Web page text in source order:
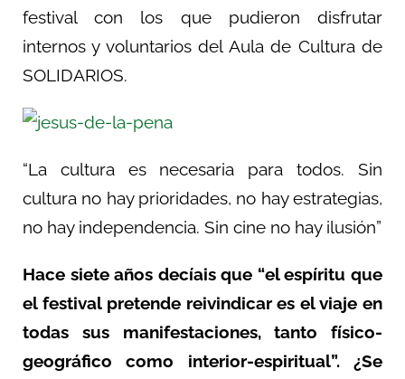
festival con los que pudieron disfrutar
internos y voluntarios del Aula de Cultura de
SOLIDARIOS.
“La cultura es necesaria para todos. Sin
cultura no hay prioridades, no hay estrategias,
no hay independencia. Sin cine no hay ilusión”
Hace siete años decíais que “el espíritu que
el festival pretende reivindicar es el viaje en
todas sus manifestaciones, tanto físico-
geográfico como interior-espiritual”. ¿Se